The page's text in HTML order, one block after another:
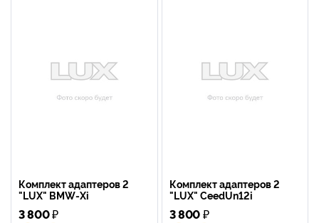
Комплект адаптеров 2
"LUX" BMW-Xi
3 800₽
Комплект адаптеров 2
"LUX" CeedUn12i
3 800₽